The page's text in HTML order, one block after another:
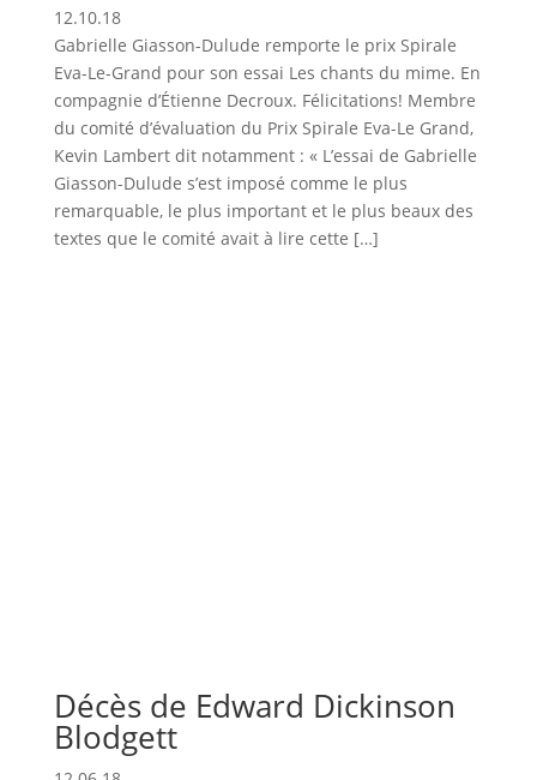
12.10.18
Gabrielle Giasson-Dulude remporte le prix Spirale
Eva-Le-Grand pour son essai Les chants du mime. En
compagnie d’Étienne Decroux. Félicitations! Membre
du comité d’évaluation du Prix Spirale Eva-Le Grand,
Kevin Lambert dit notamment : « L’essai de Gabrielle
Giasson-Dulude s’est imposé comme le plus
remarquable, le plus important et le plus beaux des
textes que le comité avait à lire cette […]
Décès de Edward Dickinson
Blodgett